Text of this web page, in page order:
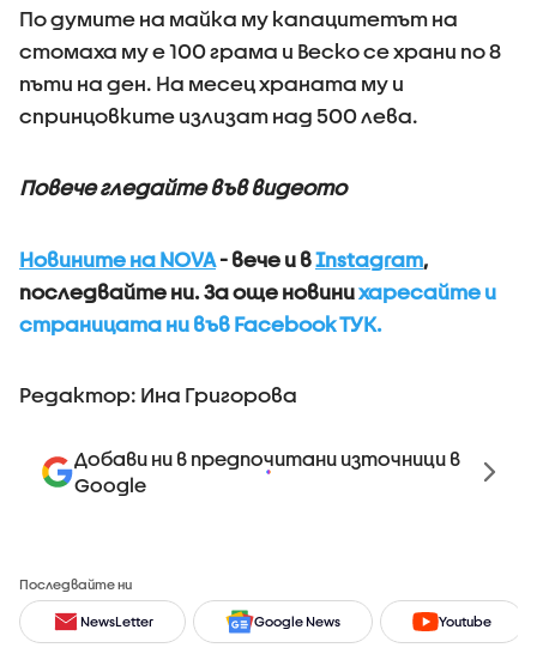
По думите на майка му капацитетът на
стомаха му е 100 грама и Веско се храни по 8
пъти на ден. На месец храната му и
спринцовките излизат над 500 лева.
Повече гледайте във видеото
Новините на NOVA- вече и вInstagram,
последвайте ни.За още новинихаресайте и
страницата ни във Facebook ТУК.
Редактор: Ина Григорова
Добави ни в предпочитани източници в
Google
Последвайте ни
NewsLetter Google News Youtube